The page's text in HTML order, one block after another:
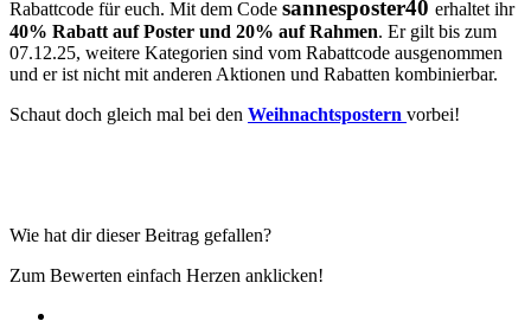
Rabattcode für euch. Mit dem Code sannesposter40 erhaltet ihr
40% Rabatt auf Poster und 20% auf Rahmen. Er gilt bis zum
07.12.25, weitere Kategorien sind vom Rabattcode ausgenommen
und er ist nicht mit anderen Aktionen und Rabatten kombinierbar.
Schaut doch gleich mal bei den Weihnachtspostern vorbei!
Wie hat dir dieser Beitrag gefallen?
Zum Bewerten einfach Herzen anklicken!